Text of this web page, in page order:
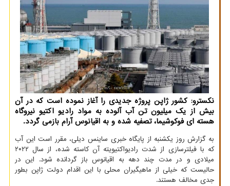
نكسترو: كشور ژاپن پروژه جدیدی را آغاز نموده است كه در آن
بیش از یك میلیون تن آب آلوده به مواد رادیو اكتیو نیروگاه
هسته ای فوكوشیما، تصفیه شده و به اقیانوس آرام بازمی گردد.
به گزارش روز یکشنبه از پایگاه خبری ساینس دیلی، مقرر است این آب
که با فیلترسازی از شدت رادیواکتیویته آن کاسته شده، از سال ۲۰۲۲
میلادی و در مدت چند دهه به اقیانوس باز گردانده شود. این در
حالیست که خیلی از ماهیگیران محلی با این اقدام دولت ژاپن بطور
جدی مخالف هستند.